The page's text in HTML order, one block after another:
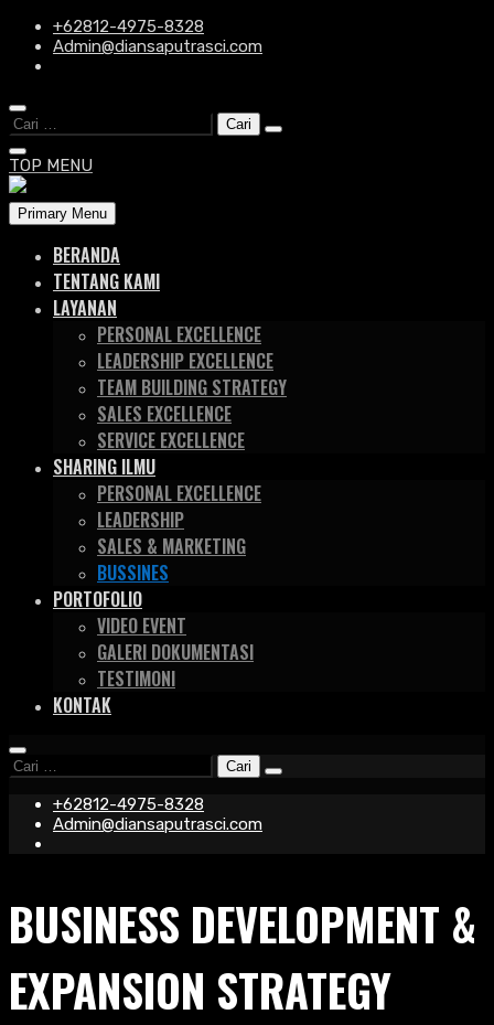
Skip
content
+62812-4975-8328
Admin@diansaputrasci.com
Cari
untuk:
TOP MENU
Primary Menu
BERANDA
TENTANG KAMI
LAYANAN
PERSONAL EXCELLENCE
LEADERSHIP EXCELLENCE
TEAM BUILDING STRATEGY
SALES EXCELLENCE
SERVICE EXCELLENCE
SHARING ILMU
PERSONAL EXCELLENCE
LEADERSHIP
SALES & MARKETING
BUSSINES
PORTOFOLIO
VIDEO EVENT
GALERI DOKUMENTASI
TESTIMONI
KONTAK
Cari
untuk:
+62812-4975-8328
Admin@diansaputrasci.com
BUSINESS DEVELOPMENT &
EXPANSION STRATEGY